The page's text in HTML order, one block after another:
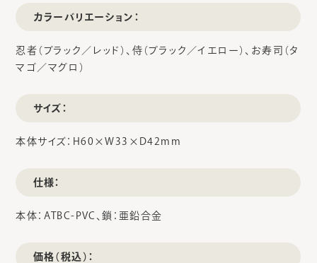
カラーバリエーション：
忍者（ブラック／レッド）、侍（ブラック／イエロー）、お寿司（タ
マゴ／マグロ）
サイズ：
本体サイズ：H60×W33×D42mm
仕様：
本体：ATBC-PVC、鎖：亜鉛合金
価格（税込）：